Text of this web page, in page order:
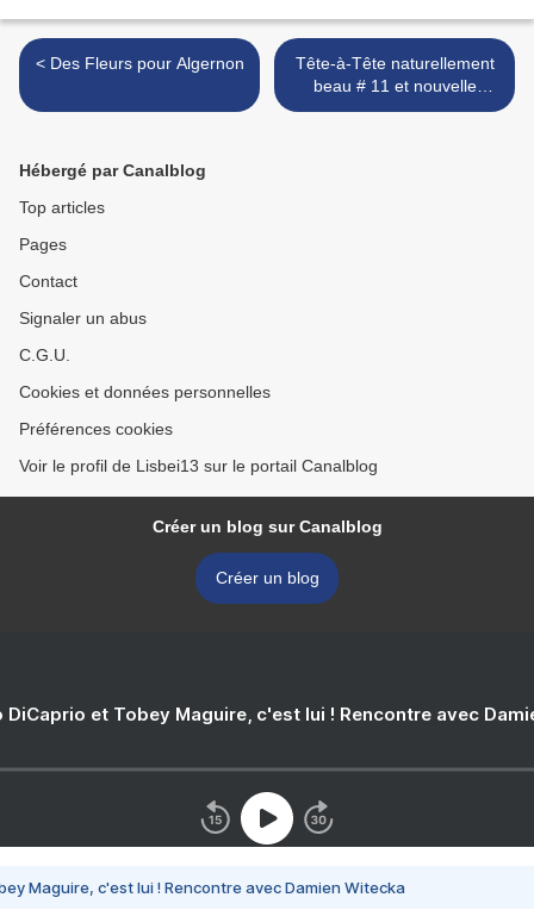
< Des Fleurs pour Algernon
Tête-à-Tête naturellement
beau # 11 et nouvelle
couleur ! >
Hébergé par Canalblog
Top articles
Pages
Contact
Signaler un abus
C.G.U.
Cookies et données personnelles
Préférences cookies
Voir le profil de Lisbei13 sur le portail Canalblog
Créer un blog sur Canalblog
Créer un blog
DiCaprio et Tobey Maguire, c'est lui ! Rencontre avec
Maguire, c'est lui ! Rencontre avec Damien Witecka